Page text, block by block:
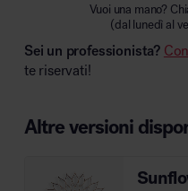
Vuoi una mano?
(dal lunedì al
Sei un professionista?
te riservati!
Altre versioni